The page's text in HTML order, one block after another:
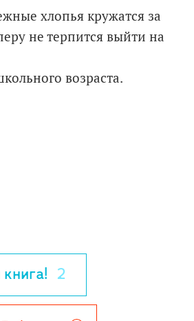
хлопья кружатся за
не терпится выйти на
возраста.
2